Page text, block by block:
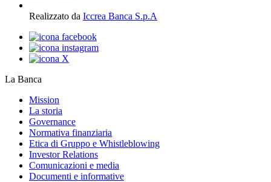
Realizzato da Iccrea Banca S.p.A
La Banca
Mission
La storia
Governance
Normativa finanziaria
Etica di Gruppo e Whistleblowing
Investor Relations
Comunicazioni e media
Documenti e informative